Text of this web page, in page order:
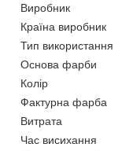
Виробник
Країна виробник
Тип використання
Основа фарби
Колір
Фактурна фарба
Витрата
Час висихання